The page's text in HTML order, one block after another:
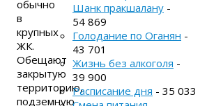
обычно
в
крупных
ЖК.
Обещают
закрытую
территорию,
подземную
Шанк пракшалану -
54 869
Голодание по Оганян -
43 701
Жизнь без алкоголя -
39 900
Расписание дня - 35 033